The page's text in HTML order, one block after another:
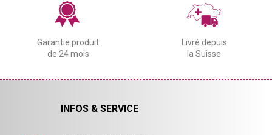
Garantie produit
de 24 mois
Livré depuis
la Suisse
INFOS & SERVICE